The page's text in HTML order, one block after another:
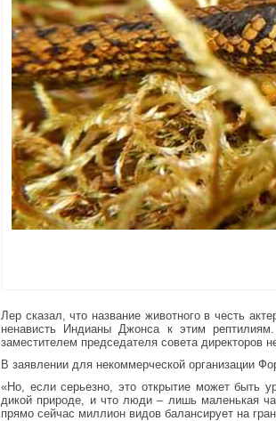
Лер сказал, что название животного в честь
ненависть Индианы Джонса к этим
заместителем председателя совета директоров
В заявлении для некоммерческой организации
«Но, если серьезно, это открытие может быть
дикой природе, и что люди – лишь маленькая
прямо сейчас миллион видов балансирует на